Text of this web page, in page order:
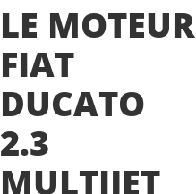
LE MOTEUR
FIAT
DUCATO
2.3
MULTIJET